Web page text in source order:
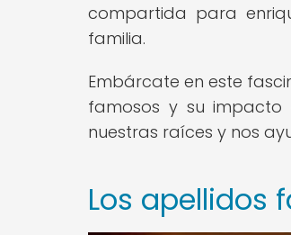
compartida para
familia.
Embárcate en este
famosos y su
nuestras raíces y nos
Los apellidos